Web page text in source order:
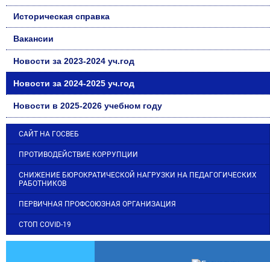
Историческая справка
Вакансии
Новости за 2023-2024 уч.год
Новости за 2024-2025 уч.год
Новости в 2025-2026 учебном году
САЙТ НА ГОСВЕБ
ПРОТИВОДЕЙСТВИЕ КОРРУПЦИИ
СНИЖЕНИЕ БЮРОКРАТИЧЕСКОЙ НАГРУЗКИ НА ПЕДАГОГИЧЕСКИХ
РАБОТНИКОВ
ПЕРВИЧНАЯ ПРОФСОЮЗНАЯ ОРГАНИЗАЦИЯ
СТОП COVID-19